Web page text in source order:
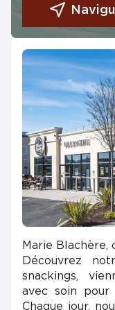
Marie
Découvrez
snackings,
avec soin pour
Chaque jour,